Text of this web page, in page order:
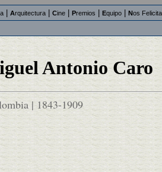
Arquitectura Cine Premios Equipo Nos
Antonio Caro
| 1843-1909